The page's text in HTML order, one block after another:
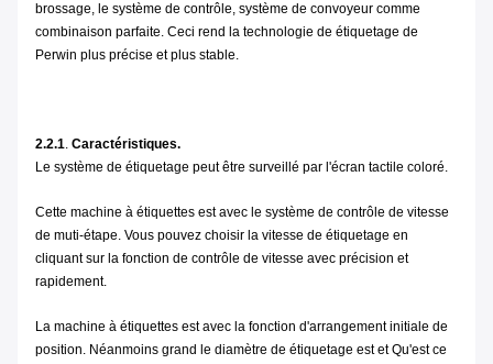
brossage, le système de contrôle, système de convoyeur comme
combinaison parfaite. Ceci rend la technologie de étiquetage de
Perwin plus précise et plus stable.
2.2.1 Caractéristiques.
Le système de étiquetage peut être surveillé par l'écran tactile coloré.
Cette machine à étiquettes est avec le système de contrôle de vitesse
de muti-étape. Vous pouvez choisir la vitesse de étiquetage en
cliquant sur la fonction de contrôle de vitesse avec précision et
rapidement.
La machine à étiquettes est avec la fonction d'arrangement initiale de
position. Néanmoins grand le diamètre de étiquetage est et Qu'est ce